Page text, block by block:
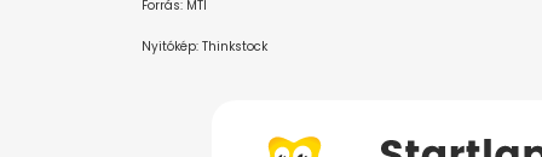
Forrás: MTI
Nyitókép: Thinkstock